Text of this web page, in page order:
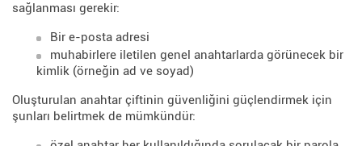
sağlanması gerekir:
Bir e-posta adresi
muhabirlere iletilen genel anahtarlarda görünecek bir
kimlik (örneğin ad ve soyad)
Oluşturulan anahtar çiftinin güvenliğini güçlendirmek için
şunları belirtmek de mümkündür: